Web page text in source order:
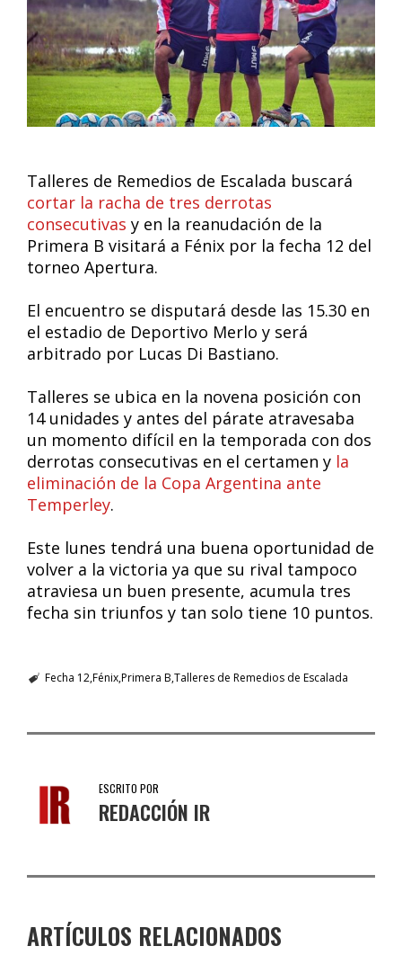
Talleres de Remedios de Escalada buscará
cortar la racha de tres derrotas
consecutivas y en la reanudación de la
Primera B visitará a Fénix por la fecha 12 del
torneo Apertura.
El encuentro se disputará desde las 15.30 en
el estadio de Deportivo Merlo y será
arbitrado por Lucas Di Bastiano.
Talleres se ubica en la novena posición con
14 unidades y antes del párate atravesaba
un momento difícil en la temporada con dos
derrotas consecutivas en el certamen y la
eliminación de la Copa Argentina ante
Temperley.
Este lunes tendrá una buena oportunidad de
volver a la victoria ya que su rival tampoco
atraviesa un buen presente, acumula tres
fecha sin triunfos y tan solo tiene 10 puntos.
Fecha 12FénixPrimera B Talleres de Remedios de Escalada
ESCRITO POR
REDACCIÓN IR
ARTÍCULOS RELACIONADOS